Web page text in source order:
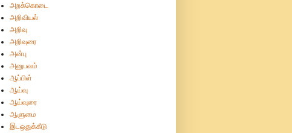
அறக்கொடை
அறிவியல்
அறிவு
அறிவுரை
அன்பு
அனுபவம்
ஆப்பிள்
ஆய்வு
ஆய்வுரை
ஆளுமை
இடஒதுக்கீடு